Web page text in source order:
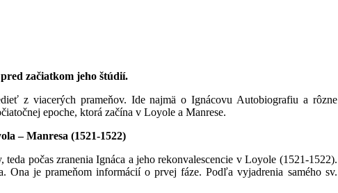
začiatkom jeho štúdií.
z viacerých prameňov. Ide najmä o Ignácovu Autobiografiu a rôzne
epoche, ktorá začína v Loyole a Manrese.
– Manresa (1521-1522)
počas zranenia Ignáca a jeho rekonvalescencie v Loyole (1521-1522).
je prameňom informácií o prvej fáze. Podľa vyjadrenia samého sv.